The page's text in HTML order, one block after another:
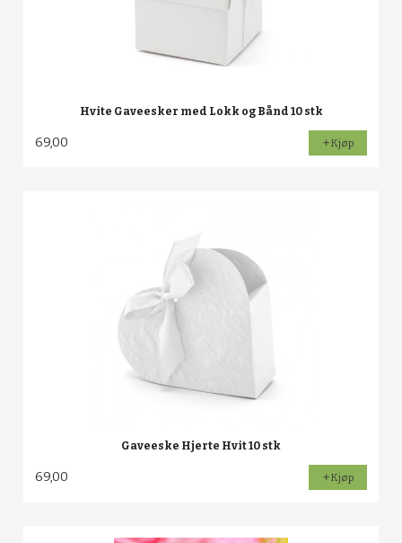
Hvite Gaveesker med Lokk og Bånd 10 stk
69,00 Kjøp
Gaveeske Hjerte Hvit 10 stk
69,00 Kjøp